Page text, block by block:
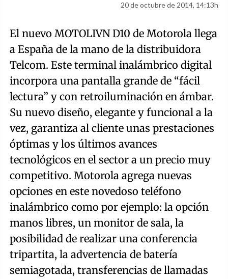
20 de octubre de 2014, 14:13h
El nuevo MOTOLIVN D10 de Motorola llega
a España de la mano de la distribuidora
Telcom. Este terminal inalámbrico digital
incorpora una pantalla grande de “fácil
lectura” y con retroiluminación en ámbar.
Su nuevo diseño, elegante y funcional a la
vez, garantiza al cliente unas prestaciones
óptimas y los últimos avances
tecnológicos en el sector a un precio muy
competitivo. Motorola agrega nuevas
opciones en este novedoso teléfono
inalámbrico como por ejemplo: la opción
manos libres, un monitor de sala, la
posibilidad de realizar una conferencia
tripartita, la advertencia de batería
semiagotada, transferencias de llamadas